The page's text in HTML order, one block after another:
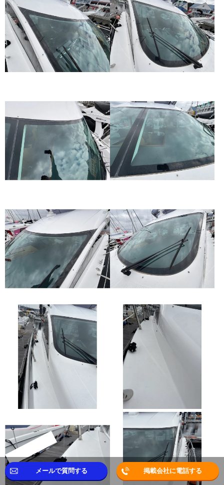
メールで質問する 掲載会社に電話する